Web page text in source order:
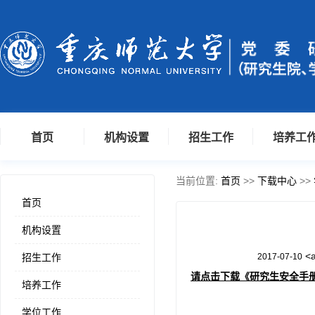
首页 机构设置 招生工作 培养工
首页
机构设置
招生工作
培养工作
学位工作
当前位置: 首页 >> 下载中心 >>
2017-07-10
请点击下载《研究生安全手